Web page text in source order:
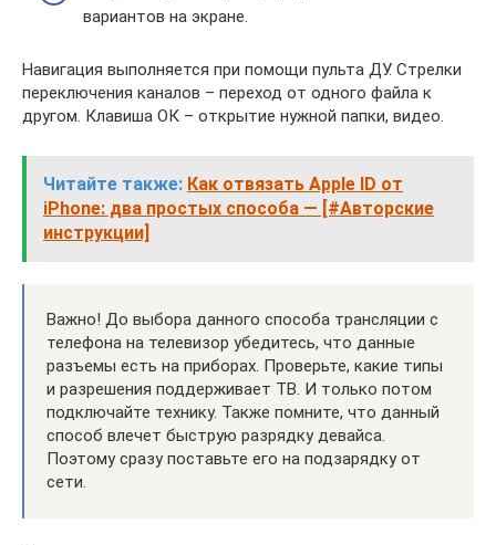
вариантов на экране.
Навигация выполняется при помощи пульта ДУ. Стрелки
переключения каналов – переход от одного файла к
другом. Клавиша ОК – открытие нужной папки, видео.
Читайте также: Как отвязать Apple ID от
iPhone: два простых способа — [#Авторские
инструкции]
Важно! До выбора данного способа трансляции с
телефона на телевизор убедитесь, что данные
разъемы есть на приборах. Проверьте, какие типы
и разрешения поддерживает ТВ. И только потом
подключайте технику. Также помните, что данный
способ влечет быструю разрядку девайса.
Поэтому сразу поставьте его на подзарядку от
сети.